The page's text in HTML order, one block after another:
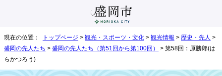
現在の位置： トップページ > 観光・スポーツ・文化 > 観光情報 > 歴史・先人 >
盛岡の先人たち > 盛岡の先人たち（第51回から第100回）
> 第58回：原勝郎(は
らかつろう)